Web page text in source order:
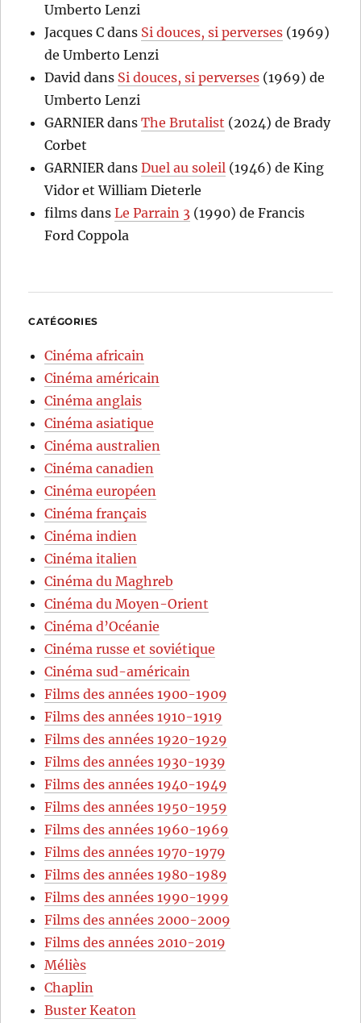
Umberto Lenzi
Jacques C dans Si douces, si perverses (1969)
de Umberto Lenzi
David dans Si douces, si perverses (1969) de
Umberto Lenzi
GARNIER dansThe Brutalist (2024) de Brady
Corbet
GARNIER dansDuel au soleil (1946) de King
Vidor et William Dieterle
films dansLe Parrain 3 (1990) de Francis
Ford Coppola
CATÉGORIES
Cinéma africain
Cinéma américain
Cinéma anglais
Cinéma asiatique
Cinéma australien
Cinéma canadien
Cinéma européen
Cinéma français
Cinéma indien
Cinéma italien
Cinéma du Maghreb
Cinéma du Moyen-Orient
Cinéma d’Océanie
Cinéma russe et soviétique
Cinéma sud-américain
Films des années 1900-1909
Films des années 1910-1919
Films des années 1920-1929
Films des années 1930-1939
Films des années 1940-1949
Films des années 1950-1959
Films des années 1960-1969
Films des années 1970-1979
Films des années 1980-1989
Films des années 1990-1999
Films des années 2000-2009
Films des années 2010-2019
Méliès
Chaplin
Buster Keaton